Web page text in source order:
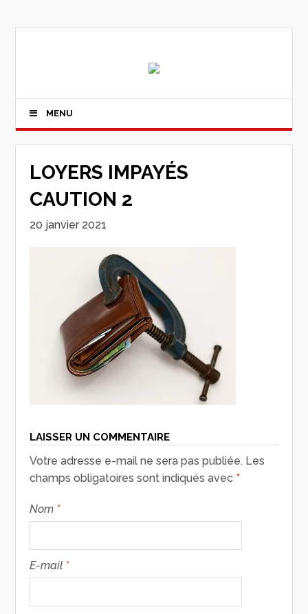
MENU
LOYERS IMPAYÉS
CAUTION 2
20 janvier 2021
LAISSER UN COMMENTAIRE
Votre adresse e-mail ne sera pas publiée. Les
champs obligatoires sont indiqués avec *
Nom *
E-mail *